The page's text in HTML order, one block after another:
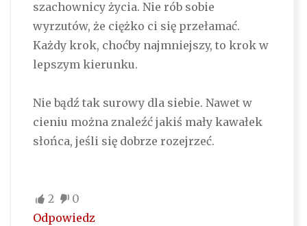
szachownicy życia. Nie rób sobie
wyrzutów, że ciężko ci się przełamać.
Każdy krok, choćby najmniejszy, to krok w
lepszym kierunku.
Nie bądź tak surowy dla siebie. Nawet w
cieniu można znaleźć jakiś mały kawałek
słońca, jeśli się dobrze rozejrzeć.
2
0
Odpowiedz